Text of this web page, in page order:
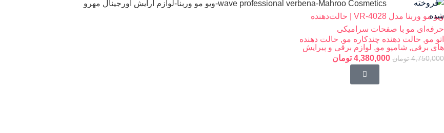
فروخته
شده
ویو مو وربنا مدل VR-4028 | حالت‌دهنده
حرفه‌ای مو با صفحات سرامیکی
اتو مو, حالت دهنده چندکاره مو, حالت دهنده
های برقی, شامپو مو, لوازم برقی و پیرایش
4,750,000 تومان 4,380,000 تومان